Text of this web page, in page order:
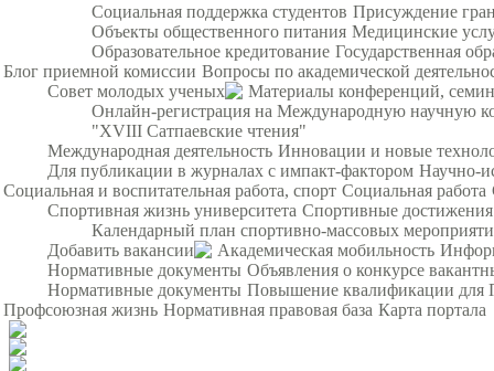
Социальная поддержка студентов Присуждение
Объекты общественного питания Медицинские
Образовательное кредитование Государственная
Блог приемной комиссии Вопросы по академической
Совет молодых ученых
Материалы конференций,
Онлайн-регистрация на Международную научную
"XVIII Сатпаевские чтения"
Международная деятельность Инновации и новые
Для публикации в журналах с импакт-фактором Научно-
Социальная и воспитательная работа, спорт Социальная работа
Спортивная жизнь университета Спортивные достижения
Календарный план спортивно-массовых
Добавить вакансии
Академическая мобильность
Нормативные документы Объявления о конкурсе
Нормативные документы Повышение квалификации для
Профсоюзная жизнь Нормативная правовая база Карта портала